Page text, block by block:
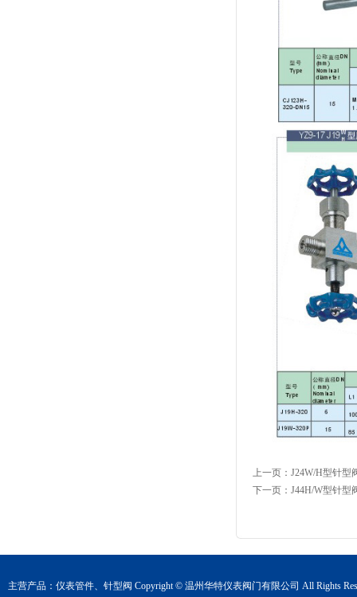
上一页： J24W/H型针型
下一页： J44H/W型针型
主营产品： 仪表管件、 针型阀 Copyright © 温州华特仪表阀门有限公司 All Rights